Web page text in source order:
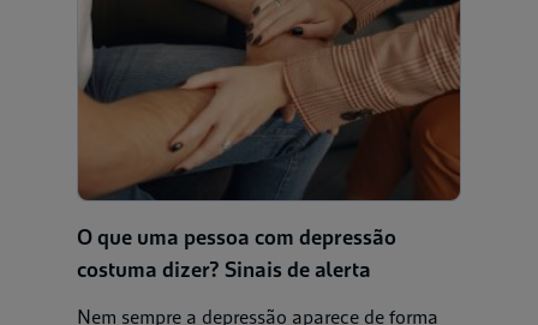
O que uma pessoa com depressão
costuma dizer? Sinais de alerta
Nem sempre a depressão aparece de forma